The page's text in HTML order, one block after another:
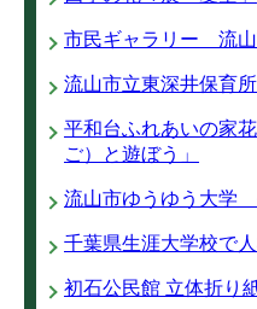
市民ギャラリー 流山
流山市立東深井保育
平和台ふれあいの家
ご）と遊ぼう」
流山市ゆうゆう大学
千葉県生涯大学校で
初石公民館 立体折り